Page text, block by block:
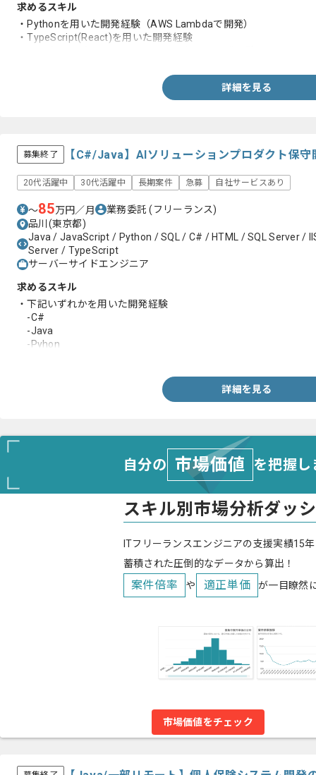
求めるスキル
・Pythonを用いた開発経験（AWS Lambdaで開発）
・TypeScript(React)を用いた開発経験
詳細を見る
募集終了 【C#/Java】AIソリューションプロダクト保
20代活躍中 30代活躍中 長期案件 急募 自社サービスあり
〜85万円／月 業務委託(フリーランス)
品川(東京都)
Java / JavaScript / Python / SQL / C# / HTML / SQL Server /
Server / TypeScript
サーバーサイドエンジニア
求めるスキル
・下記いずれかを用いた開発経験
-C#
-Java
-Pyhon
詳細を見る
自分の 市場価値 を把握
スキル別市場分析ダッ
ITフリーランスエンジニアの支援実績15
蓄積された圧倒的なデータから算出！
案件倍率 や 適正単価 が一目瞭然
市場価値をチェック